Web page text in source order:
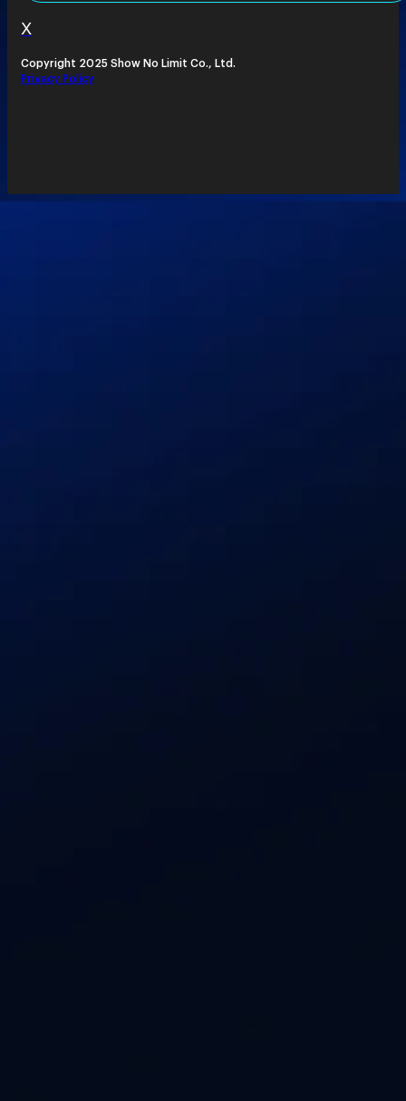
X
Copyright 2025 Show No Limit Co., Ltd.
Privacy Policy